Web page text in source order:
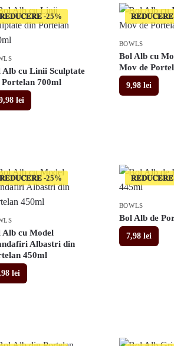
𝐑𝐄𝐃𝐔𝐂𝐄𝐑𝐄
Alb cu Linii Sculptate
Portelan 700ml
lei
𝐑𝐄𝐃𝐔𝐂𝐄𝐑𝐄
BOWLS
Bol Alb cu
Mov de
9,98 lei
𝐑𝐄𝐃𝐔𝐂𝐄𝐑𝐄
Alb cu Model
Albastri din
450ml
lei
𝐑𝐄𝐃𝐔𝐂𝐄𝐑𝐄
BOWLS
Bol Alb de
7,98 lei